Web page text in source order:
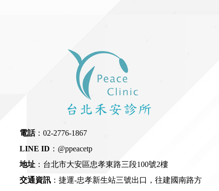
電話： 02-2776-1867
LINE ID ： @ppeacetp
地址 ：台北市大安區忠孝東路三段100號2樓
交通資訊 ：捷運-忠孝新生站三號出口，往建國南路方